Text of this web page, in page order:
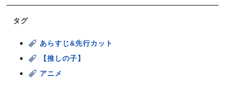
タグ
あらすじ&先行カット
【推しの子】
アニメ